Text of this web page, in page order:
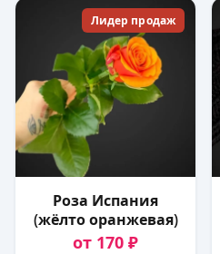
Лидер продаж
Роза Испания
(жёлто оранжевая)
от 170 ₽